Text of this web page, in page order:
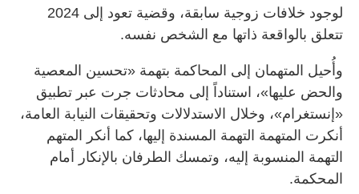
لوجود خلافات زوجية سابقة، وقضية تعود إلى 2024
تتعلق بالواقعة ذاتها مع الشخص نفسه.
وأُحيل المتهمان إلى المحاكمة بتهمة «تحسين المعصية
والحض عليها»، استناداً إلى محادثات جرت عبر تطبيق
«إنستغرام»، وخلال الاستدلالات وتحقيقات النيابة العامة،
أنكرت المتهمة التهمة المسندة إليها، كما أنكر المتهم
التهمة المنسوبة إليه، وتمسك الطرفان بالإنكار أمام
المحكمة.